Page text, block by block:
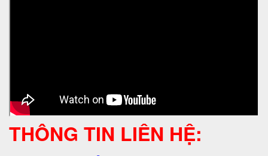
THÔNG TIN LIÊN HỆ: